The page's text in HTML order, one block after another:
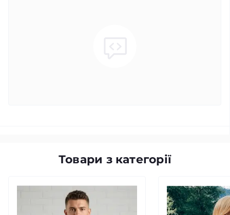
Товари з категорії